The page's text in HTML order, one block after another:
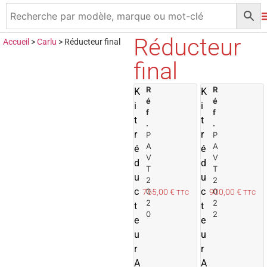
Accueil >Carlu > Réducteur final
Réducteur
final
K
i
t
r
é
d
u
c
t
e
u
r
A
R
é
f
.
P
A
V
T
2
0
2
0
765,00 € TTC
A
o
u
u
p
a
n
e
K
i
t
r
é
d
u
c
t
e
u
r
A
R
é
f
.
P
A
V
T
2
0
2
2
900,00 € TTC